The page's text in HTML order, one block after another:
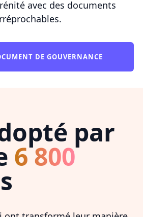
avec des documents
DE GOUVERNANCE
par
6 800